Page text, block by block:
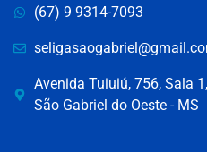
(67) 9 9314-7093
Avenida Tuiuiú, 756, Sala
São Gabriel do Oeste - MS